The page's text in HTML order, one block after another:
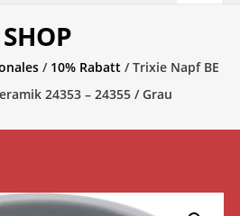
SHOP
/ 10% Rabatt / Trixie Napf BE
24353 – 24355 / Grau